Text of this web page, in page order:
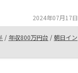
こととしました。購入
っかりと説明していた
ることが出来ました。
せん。
2024年07月17日
/ 年収800万円台 /朝日イン